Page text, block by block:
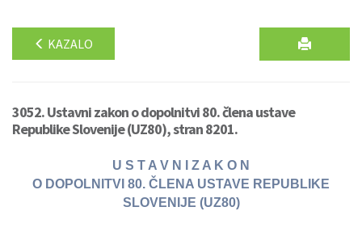
KAZALO
3052. Ustavni zakon o dopolnitvi 80. člena ustave
Republike Slovenije (UZ80), stran 8201.
U S T A V N I Z A K O N
O DOPOLNITVI 80. ČLENA USTAVE REPUBLIKE
SLOVENIJE (UZ80)